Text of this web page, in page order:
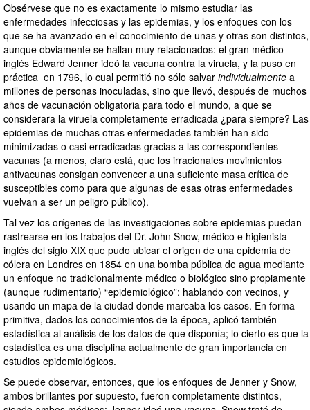
Obsérvese que no es exactamente lo mismo estudiar las
enfermedades infecciosas y las epidemias, y los enfoques con los
que se ha avanzado en el conocimiento de unas y otras son distintos,
aunque obviamente se hallan muy relacionados: el gran médico
inglés Edward Jenner ideó la vacuna contra la viruela, y la puso en
práctica en 1796, lo cual permitió no sólo salvar individualmente a
millones de personas inoculadas, sino que llevó, después de muchos
años de vacunación obligatoria para todo el mundo, a que se
considerara la viruela completamente erradicada ¿para siempre? Las
epidemias de muchas otras enfermedades también han sido
minimizadas o casi erradicadas gracias a las correspondientes
vacunas (a menos, claro está, que los irracionales movimientos
antivacunas consigan convencer a una suficiente masa crítica de
susceptibles como para que algunas de esas otras enfermedades
vuelvan a ser un peligro público).
Tal vez los orígenes de las investigaciones sobre epidemias puedan
rastrearse en los trabajos del Dr. John Snow, médico e higienista
inglés del siglo XIX que pudo ubicar el origen de una epidemia de
cólera en Londres en 1854 en una bomba pública de agua mediante
un enfoque no tradicionalmente médico o biológico sino propiamente
(aunque rudimentario) “epidemiológico”: hablando con vecinos, y
usando un mapa de la ciudad donde marcaba los casos. En forma
primitiva, dados los conocimientos de la época, aplicó también
estadística al análisis de los datos de que disponía; lo cierto es que la
estadística es una disciplina actualmente de gran importancia en
estudios epidemiológicos.
Se puede observar, entonces, que los enfoques de Jenner y Snow,
ambos brillantes por supuesto, fueron completamente distintos,